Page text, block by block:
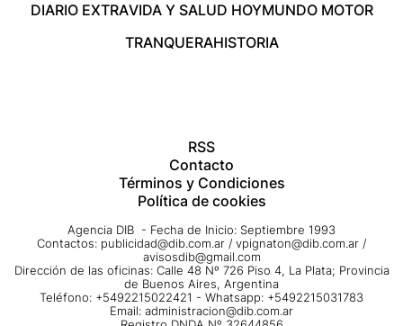
DIARIO EXTRAVIDA Y SALUD HOYMUNDO MOTOR
TRANQUERAHISTORIA
RSS
Contacto
Términos y Condiciones
Política de cookies
Agencia DIB - Fecha de Inicio: Septiembre 1993
Contactos: publicidad@dib.com.ar / vpignaton@dib.com.ar /
avisosdib@gmail.com
Dirección de las oficinas: Calle 48 Nº 726 Piso 4, La Plata; Provincia
de Buenos Aires, Argentina
Teléfono: +5492215022421 - Whatsapp: +5492215031783
Email: administracion@dib.com.ar